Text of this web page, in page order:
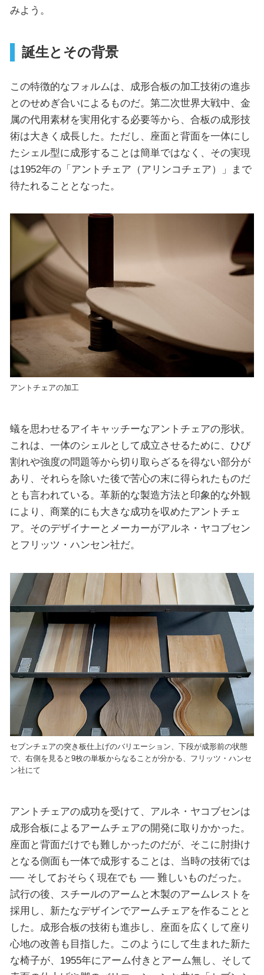
みよう。
誕生とその背景
この特徴的なフォルムは、成形合板の加工技術の進歩
とのせめぎ合いによるものだ。第二次世界大戦中、金
属の代用素材を実用化する必要等から、合板の成形技
術は大きく成長した。ただし、座面と背面を一体にし
たシェル型に成形することは簡単ではなく、その実現
は1952年の「アントチェア（アリンコチェア）」まで
待たれることとなった。
アントチェアの加工
蟻を思わせるアイキャッチーなアントチェアの形状。
これは、一体のシェルとして成立させるために、ひび
割れや強度の問題等から切り取らざるを得ない部分が
あり、それらを除いた後で苦心の末に得られたものだ
とも言われている。革新的な製造方法と印象的な外観
により、商業的にも大きな成功を収めたアントチェ
ア。そのデザイナーとメーカーがアルネ・ヤコブセン
とフリッツ・ハンセン社だ。
セブンチェアの突き板仕上げのバリエーション、下段が成形前の状態
で、右側を見ると9枚の単板からなることが分かる、フリッツ・ハンセ
ン社にて
アントチェアの成功を受けて、アルネ・ヤコブセンは
成形合板によるアームチェアの開発に取りかかった。
座面と背面だけでも難しかったのだが、そこに肘掛け
となる側面も一体で成形することは、当時の技術では
── そしておそらく現在でも ── 難しいものだった。
試行の後、スチールのアームと木製のアームレストを
採用し、新たなデザインでアームチェアを作ることと
した。成形合板の技術も進歩し、座面を広くして座り
心地の改善も目指した。このようにして生まれた新た
な椅子が、1955年にアーム付きとアーム無し、そして